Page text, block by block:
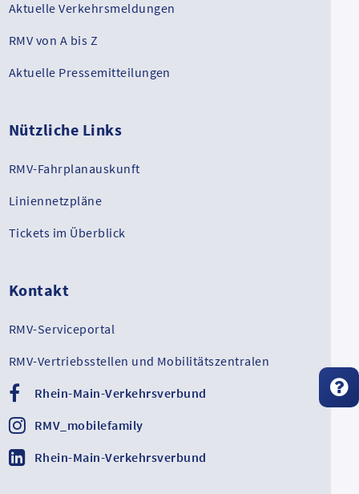
Aktuelle Verkehrsmeldungen
RMV von A bis Z
Aktuelle Pressemitteilungen
Nützliche Links
RMV-Fahrplanauskunft
Liniennetzpläne
Tickets im Überblick
Kontakt
RMV-Serviceportal
RMV-Vertriebsstellen und Mobilitätszentralen
Rhein-Main-Verkehrsverbund
RMV_mobilefamily
Rhein-Main-Verkehrsverbund